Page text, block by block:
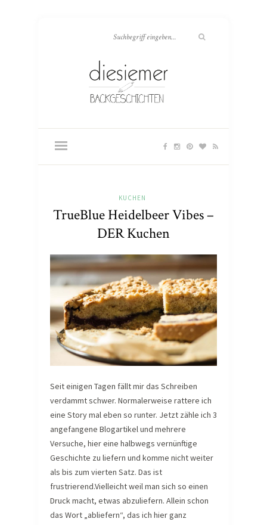
KUCHEN
TrueBlue Heidelbeer Vibes –
DER Kuchen
Seit einigen Tagen fällt mir das Schreiben
verdammt schwer. Normalerweise rattere ich
eine Story mal eben so runter. Jetzt zähle ich 3
angefangene Blogartikel und mehrere
Versuche, hier eine halbwegs vernünftige
Geschichte zu liefern und komme nicht weiter
als bis zum vierten Satz. Das ist
frustrierend.Vielleicht weil man sich so einen
Druck macht, etwas abzuliefern. Allein schon
das Wort „abliefern“, das ich hier ganz